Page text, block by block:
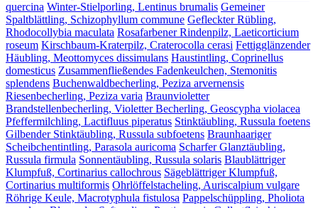
quercina Winter-Stielporling, Lentinus brumalis Gemeiner
Spaltblättling, Schizophyllum commune Gefleckter Rübling,
Rhodocollybia maculata Rosafarbener Rindenpilz, Laeticorticium
roseum Kirschbaum-Kraterpilz, Craterocolla cerasi Fettigglänzender
Häubling, Meottomyces dissimulans Haustintling, Coprinellus
domesticus Zusammenfließendes Fadenkeulchen, Stemonitis
splendens Buchenwaldbecherling, Peziza arvernensis
Riesenbecherling, Peziza varia Braunvioletter
Brandstellenbecherling, Violetter Becherling, Geoscypha violacea
Pfeffermilchling, Lactifluus piperatus Stinktäubling, Russula foetens
Gilbender Stinktäubling, Russula subfoetens Braunhaariger
Scheibchentintling, Parasola auricoma Scharfer Glanztäubling,
Russula firmula Sonnentäubling, Russula solaris Blaublättriger
Klumpfuß, Cortinarius callochrous Sägeblättriger Klumpfuß,
Cortinarius multiformis Ohrlöffelstacheling, Auriscalpium vulgare
Röhrige Keule, Macrotyphula fistulosa Pappelschüppling, Pholiota